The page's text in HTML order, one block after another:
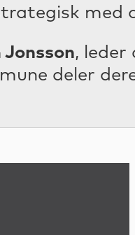
med
, leder
deler